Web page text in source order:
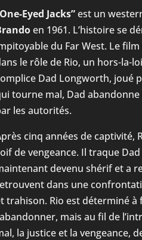
Eyed Jacks”est un
en 1961. L’histoire se
du Far West. Le
le rôle de Rio, un hors-la-
Dad Longworth, joué
tourne mal, Dad
les autorités.
cinq années de captivité,
de vengeance. Il traque
devenu shérif et a
dans une
trahison. Rio est déterminé à
mais au fil de
la justice et la vengeance,